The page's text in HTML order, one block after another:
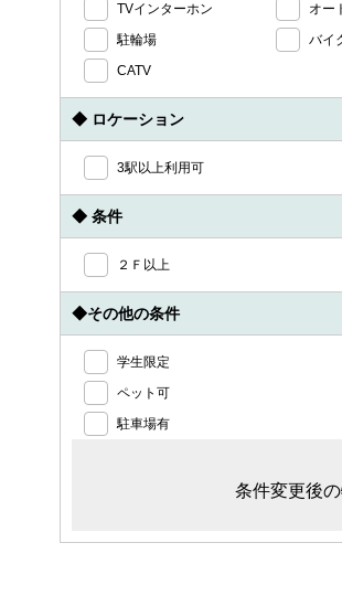
TVインターホン
オー
駐輪場
バイ
CATV
◆ ロケーション
3駅以上利用可
◆ 条件
２Ｆ以上
◆その他の条件
学生限定
ペット可
駐車場有
条件変更後